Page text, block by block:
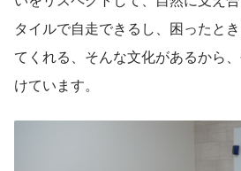
タイルで自走できるし、困ったと
てくれる、そんな文化があるから
けています。